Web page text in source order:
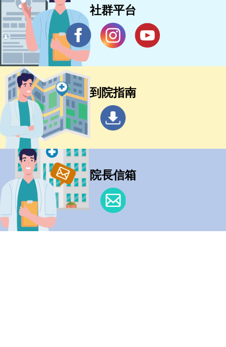
社群平台
到院指南
院長信箱